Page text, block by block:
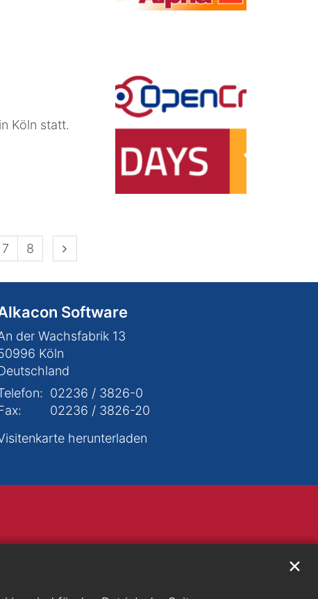
✕
Köln statt.
7 8 Nächste Seite
Software
der Wachsfabrik 13
Köln
02236 / 3826-0
02236 / 3826-20
herunterladen